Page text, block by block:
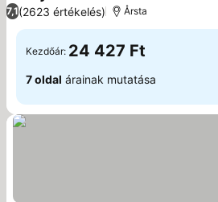
7,1(2623 értékelés) Årsta
Kezdőár: 24 427 Ft
7 oldal árainak mutatása